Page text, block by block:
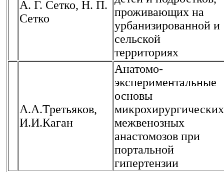
А. Г. Сетко, Н. П.
Сетко
проживающих на
урбанизированной и
сельской
территориях
А.А.Третьяков,
И.И.Каган
Анатомо-
экспериментальные
основы
микрохирургических
межвенозных
анастомозов при
портальной
гипертензии